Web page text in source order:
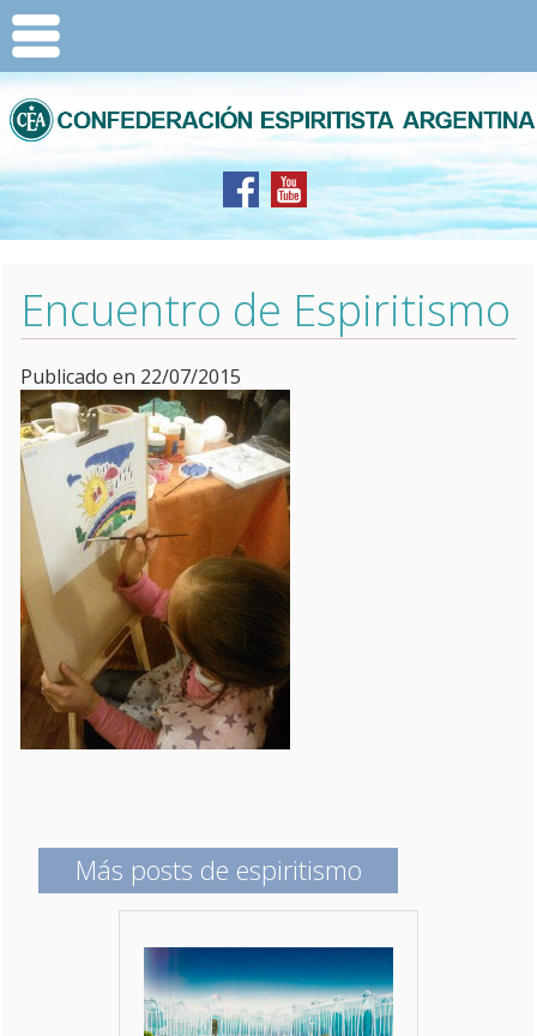
Encuentro de Espiritismo
Publicado en 22/07/2015
Más posts de espiritismo